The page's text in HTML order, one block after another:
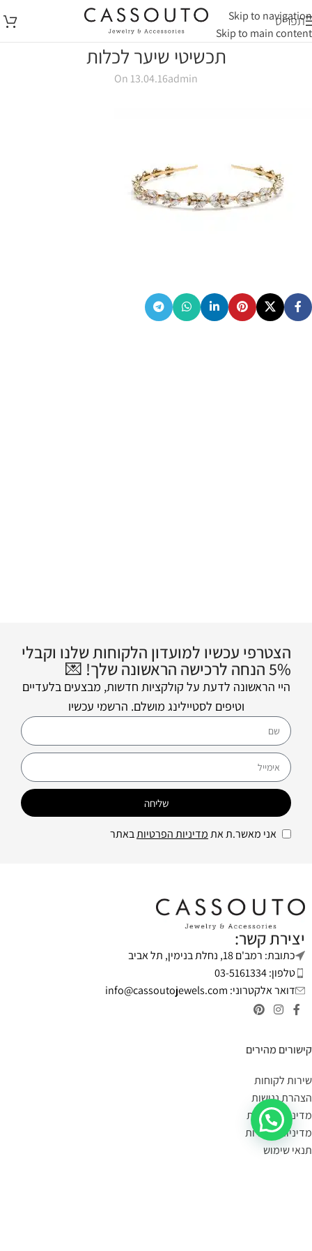
Skip to navigation
Skip to main content
תפריט
תכשיטי שיער לכלות
admin
On 13.04.16
הצטרפי עכשיו למועדון הלקוחות שלנו וקבלי
5% הנחה לרכישה הראשונה שלך! 💌
היי הראשונה לדעת על קולקציות חדשות, מבצעים בלעדיים
וטיפים לסטיילינג מושלם. הרשמי עכשיו
אני מאשר.ת אתמדיניות הפרטיותבאתר
שליחה
יצירת קשר:
כתובת: רמב'ם 18, נחלת בנימין, תל אביב
טלפון: 03-5161334
דואר אלקטרוני: info@cassoutojewels.com
קישורים מהירים
שירות לקוחות
הצהרת נגישות
מדיניות פרטיות
מדיניות החזרות
תנאי שימוש